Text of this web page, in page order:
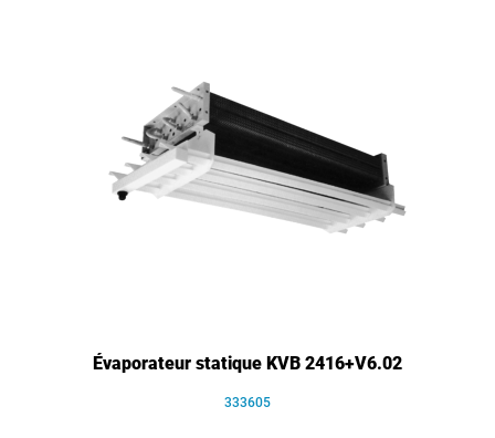
Évaporateur statique KVB 2416+V6.02
333605